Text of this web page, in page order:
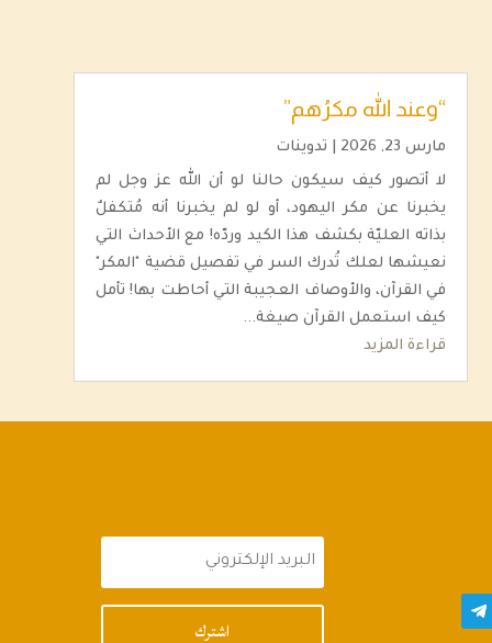
“وعند الله مكرُهم”
مارس 23, 2026 تدوينات
لا أتصور كيف سيكون حالنا لو أن الله عز وجل لم
يخبرنا عن مكر اليهود، أو لو لم يخبرنا أنه مُتكفلٌ
بذاته العليّة بكشف هذا الكيد وردّه! مع الأحداث التي
نعيشها لعلك تُدرك السر في تفصيل قضية "المكر"
في القرآن، والأوصاف العجيبة التي أحاطت بها! تأمل
كيف استعمل القرآن صيغة...
قراءة المزيد
اشترك